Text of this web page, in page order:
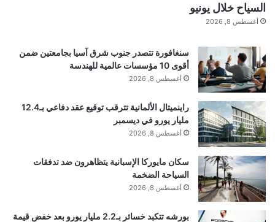
السياح خلال يونيو
أغسطس 8, 2026
سنغافورة تتصدر جنوب شرق آسيا بجامعتين ضمن
أقوى 10 مؤسسات عالمية للهندسة
أغسطس 8, 2026
راينميتال الألمانية تترقب توقيع عقد دفاعي بـ12.4
مليار يورو في ديسمبر
أغسطس 8, 2026
سكان مايوركا الإسبانية يتظاهرون ضد تدفقات
السياحة الضخمة
أغسطس 8, 2026
بورشه تتكبد خسائر بـ2.2 مليار يورو بعد خفض قيمة